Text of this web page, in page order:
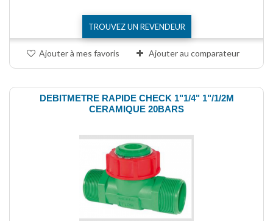
TROUVEZ UN REVENDEUR
Ajouter à mes favoris Ajouter au comparateur
DEBITMETRE RAPIDE CHECK 1"1/4" 1"/1/2M
CERAMIQUE 20BARS